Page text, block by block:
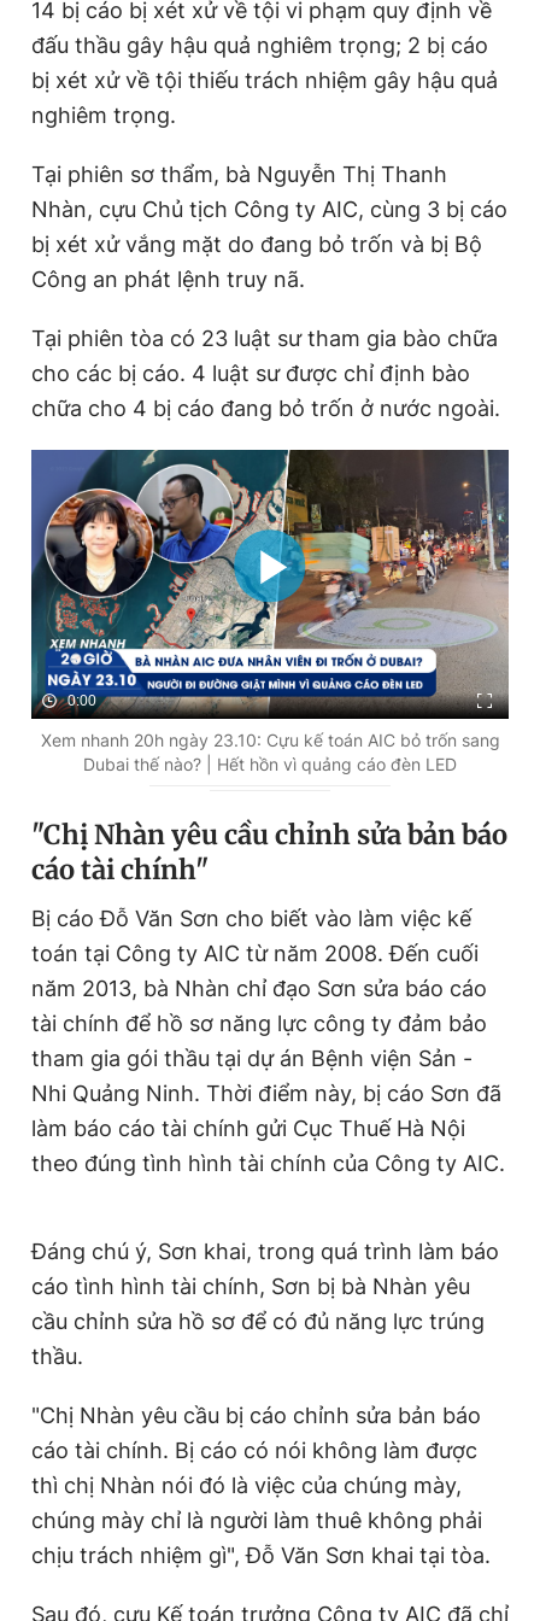
Giấy phép xuất bản số 110/GP - BTTTT cấp ngày 24.3.2020
© 2003-2026 Bản quyền thuộc về Báo Thanh Niên. Cấm sao
chép dưới mọi hình thức nếu không có sự chấp thuận bằng văn
bản. Phát triển bởi ePi Technologies, JSC.
14 bị cáo bị xét xử về tội vi phạm quy định về
đấu thầu gây hậu quả nghiêm trọng; 2 bị cáo
bị xét xử về tội thiếu trách nhiệm gây hậu quả
nghiêm trọng.
Tại phiên sơ thẩm, bà Nguyễn Thị Thanh
Nhàn, cựu Chủ tịch Công ty AIC, cùng 3 bị cáo
bị xét xử vắng mặt do đang bỏ trốn và bị Bộ
Công an phát lệnh truy nã.
Tại phiên tòa có 23 luật sư tham gia bào chữa
cho các bị cáo. 4 luật sư được chỉ định bào
chữa cho 4 bị cáo đang bỏ trốn ở nước ngoài.
0:00
Xem nhanh 20h ngày 23.10: Cựu kế toán AIC bỏ trốn sang
Dubai thế nào? | Hết hồn vì quảng cáo đèn LED
"Chị Nhàn yêu cầu chỉnh sửa bản báo
cáo tài chính"
Bị cáo Đỗ Văn Sơn cho biết vào làm việc kế
toán tại Công ty AIC từ năm 2008. Đến cuối
năm 2013, bà Nhàn chỉ đạo Sơn sửa báo cáo
tài chính để hồ sơ năng lực công ty đảm bảo
tham gia gói thầu tại dự án Bệnh viện Sản -
Nhi Quảng Ninh. Thời điểm này, bị cáo Sơn đã
làm báo cáo tài chính gửi Cục Thuế Hà Nội
theo đúng tình hình tài chính của Công ty AIC.
Đáng chú ý, Sơn khai, trong quá trình làm báo
cáo tình hình tài chính, Sơn bị bà Nhàn yêu
cầu chỉnh sửa hồ sơ để có đủ năng lực trúng
thầu.
"Chị Nhàn yêu cầu bị cáo chỉnh sửa bản báo
cáo tài chính. Bị cáo có nói không làm được
thì chị Nhàn nói đó là việc của chúng mày,
chúng mày chỉ là người làm thuê không phải
chịu trách nhiệm gì", Đỗ Văn Sơn khai tại tòa.
Sau đó, cựu Kế toán trưởng Công ty AIC đã chỉ